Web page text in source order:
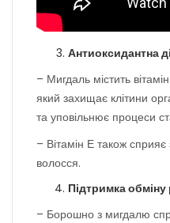
Антиоксидантна
– Мигдаль містить
який захищає клітини
та уповільнює процеси
– Вітамін Е також
волосся.
Підтримка
– Борошно з мигдалю